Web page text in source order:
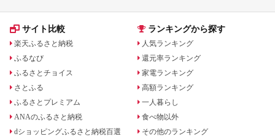
市 送料無料
サイト比較
楽天ふるさと納税
ふるなび
ふるさとチョイス
さとふる
ふるさとプレミアム
ANAのふるさと納税
dショッピングふるさと納税百選
ランキングから探す
人気ランキング
還元率ランキング
家電ランキング
高額ランキング
一人暮らし
食べ物以外
その他のランキング